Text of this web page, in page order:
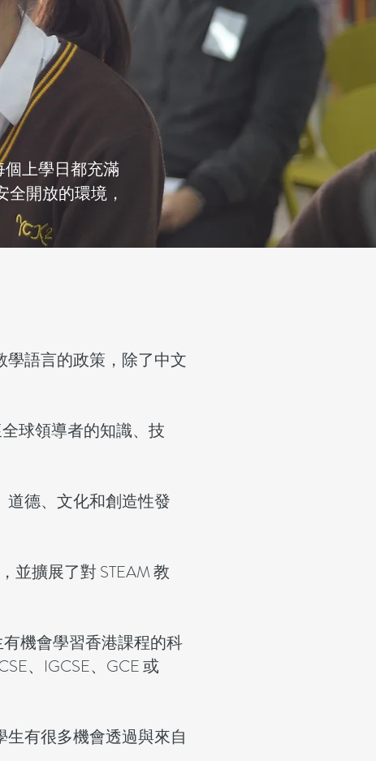
上學日都充滿
開放的環境，
語言的政策，除了中文
球領導者的知識、技
德、文化和創造性發
並擴展了對 STEAM 教
機會學習香港課程的科
、IGCSE、GCE 或
有很多機會透過與來自